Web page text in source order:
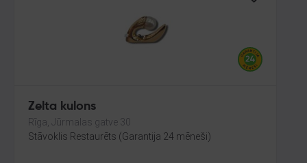
Zelta kulons
Rīga, Jūrmalas gatve 30
Stāvoklis Restaurēts (Garantija 24 mēneši)